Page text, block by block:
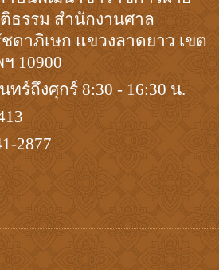
ธรรม สำนักงานศาล
ดาภิเษก แขวงลาดยาว เขต
10900
ทร์ถึงศุกร์ 8:30 - 16:30 น.
2877